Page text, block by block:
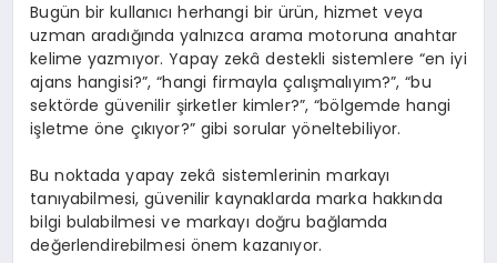
Bugün bir kullanıcı herhangi bir ürün, hizmet veya
uzman aradığında yalnızca arama motoruna anahtar
kelime yazmıyor. Yapay zekâ destekli sistemlere “en iyi
ajans hangisi?”, “hangi firmayla çalışmalıyım?”, “bu
sektörde güvenilir şirketler kimler?”, “bölgemde hangi
işletme öne çıkıyor?” gibi sorular yöneltebiliyor.
Bu noktada yapay zekâ sistemlerinin markayı
tanıyabilmesi, güvenilir kaynaklarda marka hakkında
bilgi bulabilmesi ve markayı doğru bağlamda
değerlendirebilmesi önem kazanıyor.